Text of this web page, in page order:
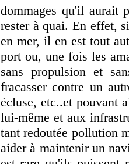
dommages qu'il aurait
rester à quai. En effet,
en mer, il en est tout
port ou, une fois les
sans propulsion et
fracasser contre un
écluse, etc..et pouvant
lui-même et aux
tant redoutée pollution
aider à maintenir un